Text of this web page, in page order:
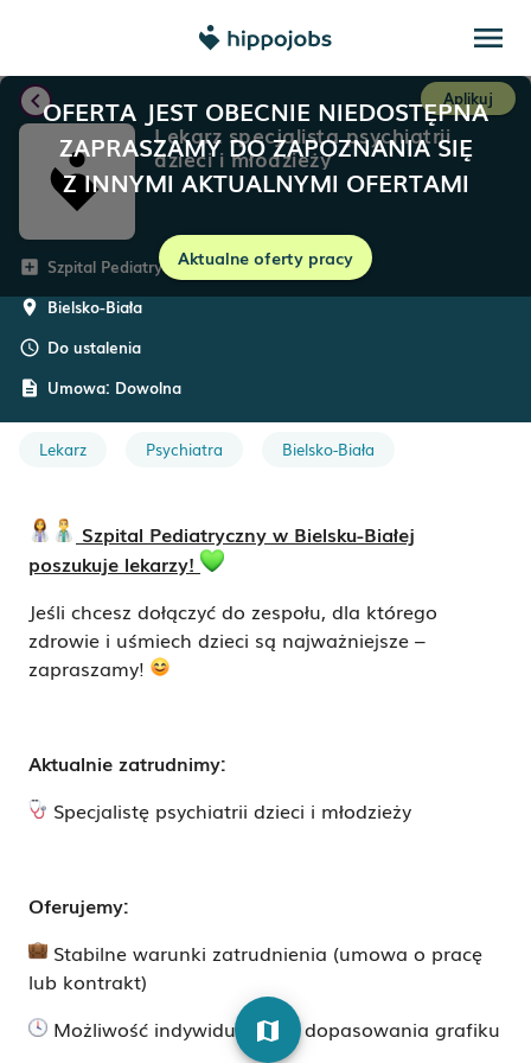
menu
OFERTA JEST OBECNIE NIEDOSTĘPNA
ZAPRASZAMY DO ZAPOZNANIA SIĘ
Z INNYMI AKTUALNYMI OFERTAMI
Aktualne oferty pracy
chevron_left Aplikuj
Lekarz specjalista psychiatrii
dzieci i młodzieży
add_box Szpital Pediatryczny w Bielsku-Białej
room Bielsko-Biała
schedule Do ustalenia
description Umowa: Dowolna
Lekarz Psychiatra Bielsko-Biała
Szpital Pediatryczny w Bielsku-Białej
poszukuje lekarzy!
Jeśli chcesz dołączyć do zespołu, dla którego
zdrowie i uśmiech dzieci są najważniejsze –
zapraszamy!
Aktualnie zatrudnimy:
Specjalistę psychiatrii dzieci i młodzieży
Oferujemy:
Stabilne warunki zatrudnienia (umowa o pracę
lub kontrakt)
Możliwość indywidualnego dopasowania grafiku
map